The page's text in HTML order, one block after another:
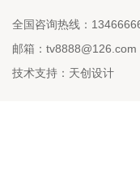
全国咨询热线：
邮箱：tv8888@126.com
技术支持：天创设计